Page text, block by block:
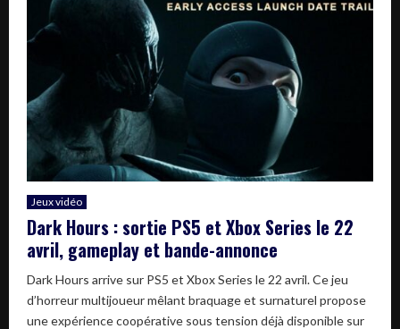
Jeux vidéo
Dark Hours : sortie PS5 et Xbox Series le 22
avril, gameplay et bande-annonce
Dark Hours arrive sur PS5 et Xbox Series le 22 avril. Ce jeu
d’horreur multijoueur mêlant braquage et surnaturel propose
une expérience coopérative sous tension déjà disponible sur